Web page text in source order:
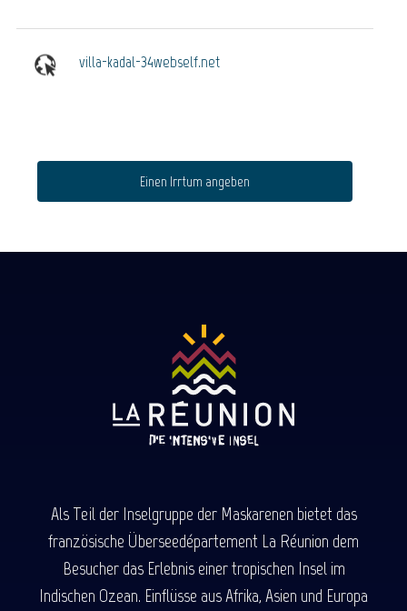
villa-kadal-34webself.net
Einen Irrtum angeben
Als Teil der Inselgruppe der Maskarenen bietet das
französische Überseedépartement La Réunion dem
Besucher das Erlebnis einer tropischen Insel im
Indischen Ozean. Einflüsse aus Afrika, Asien und Europa